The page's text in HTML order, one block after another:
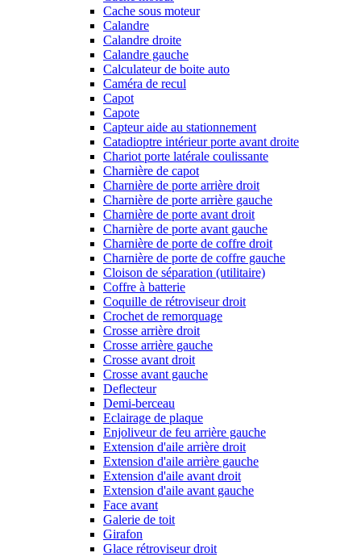
Cache sous moteur
Calandre
Calandre droite
Calandre gauche
Calculateur de boite auto
Caméra de recul
Capot
Capote
Capteur aide au stationnement
Catadioptre intérieur porte avant droite
Chariot porte latérale coulissante
Charnière de capot
Charnière de porte arrière droit
Charnière de porte arrière gauche
Charnière de porte avant droit
Charnière de porte avant gauche
Charnière de porte de coffre droit
Charnière de porte de coffre gauche
Cloison de séparation (utilitaire)
Coffre à batterie
Coquille de rétroviseur droit
Crochet de remorquage
Crosse arrière droit
Crosse arrière gauche
Crosse avant droit
Crosse avant gauche
Deflecteur
Demi-berceau
Eclairage de plaque
Enjoliveur de feu arrière gauche
Extension d'aile arrière droit
Extension d'aile arrière gauche
Extension d'aile avant droit
Extension d'aile avant gauche
Face avant
Galerie de toit
Girafon
Glace rétroviseur droit